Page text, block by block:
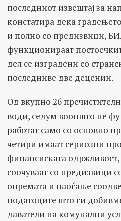
последниот извештај за
констатира дека
и полно со предизвици,
функционираат
дел се изградени со
последниве две децении.
Од вкупно 26
води, седум воопшто не
работат само со основно
четири имаат сериозни
финансиската одржливост,
соочуваат со предизвици
опремата и наоѓање
податоците што ги
даватели на комунални